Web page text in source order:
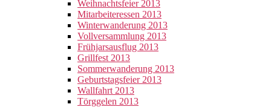
Weihnachtsfeier 2013
Mitarbeiteressen 2013
Winterwanderung 2013
Vollversammlung 2013
Frühjarsausflug 2013
Grillfest 2013
Sommerwanderung 2013
Geburtstagsfeier 2013
Wallfahrt 2013
Törggelen 2013